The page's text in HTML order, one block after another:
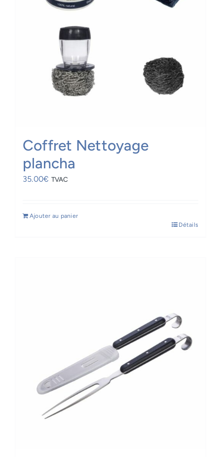
Coffret Nettoyage
plancha
35.00€ TVAC
Ajouter au panier
Détails